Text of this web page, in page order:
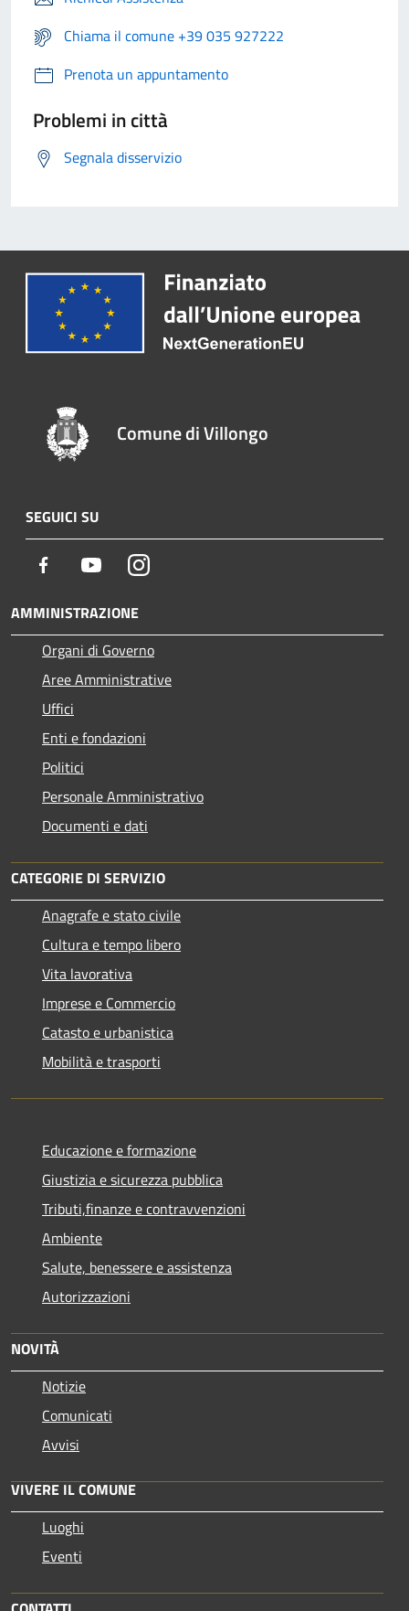
Chiama il comune +39 035 927222
Prenota un appuntamento
Problemi in città
Segnala disservizio
Comune di Villongo
SEGUICI SU
Facebook YoutubeInstagram
AMMINISTRAZIONE
Organi di Governo
Aree Amministrative
Uffici
Enti e fondazioni
Politici
Personale Amministrativo
Documenti e dati
CATEGORIE DI SERVIZIO
Anagrafe e stato civile
Cultura e tempo libero
Vita lavorativa
Imprese e Commercio
Catasto e urbanistica
Mobilità e trasporti
Educazione e formazione
Giustizia e sicurezza pubblica
Tributi,finanze e contravvenzioni
Ambiente
Salute, benessere e assistenza
Autorizzazioni
NOVITÀ
Notizie
Comunicati
Avvisi
VIVERE IL COMUNE
Luoghi
Eventi